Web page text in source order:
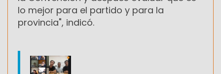
lo mejor para el partido y para la
provincia", indicó.